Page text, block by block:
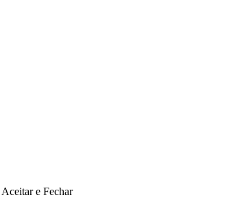
Aceitar e Fechar